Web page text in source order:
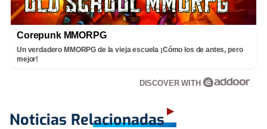
Corepunk MMORPG
Un verdadero MMORPG de la vieja escuela ¡Cómo los de antes, pero
mejor!
DISCOVER WITH
Noticias Relacionadas